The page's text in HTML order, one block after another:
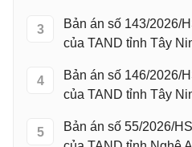
3
Bản án số 143/2026/
của TAND tỉnh Tây
4
Bản án số 146/2026/
của TAND tỉnh Tây
5
Bản án số 55/2026/